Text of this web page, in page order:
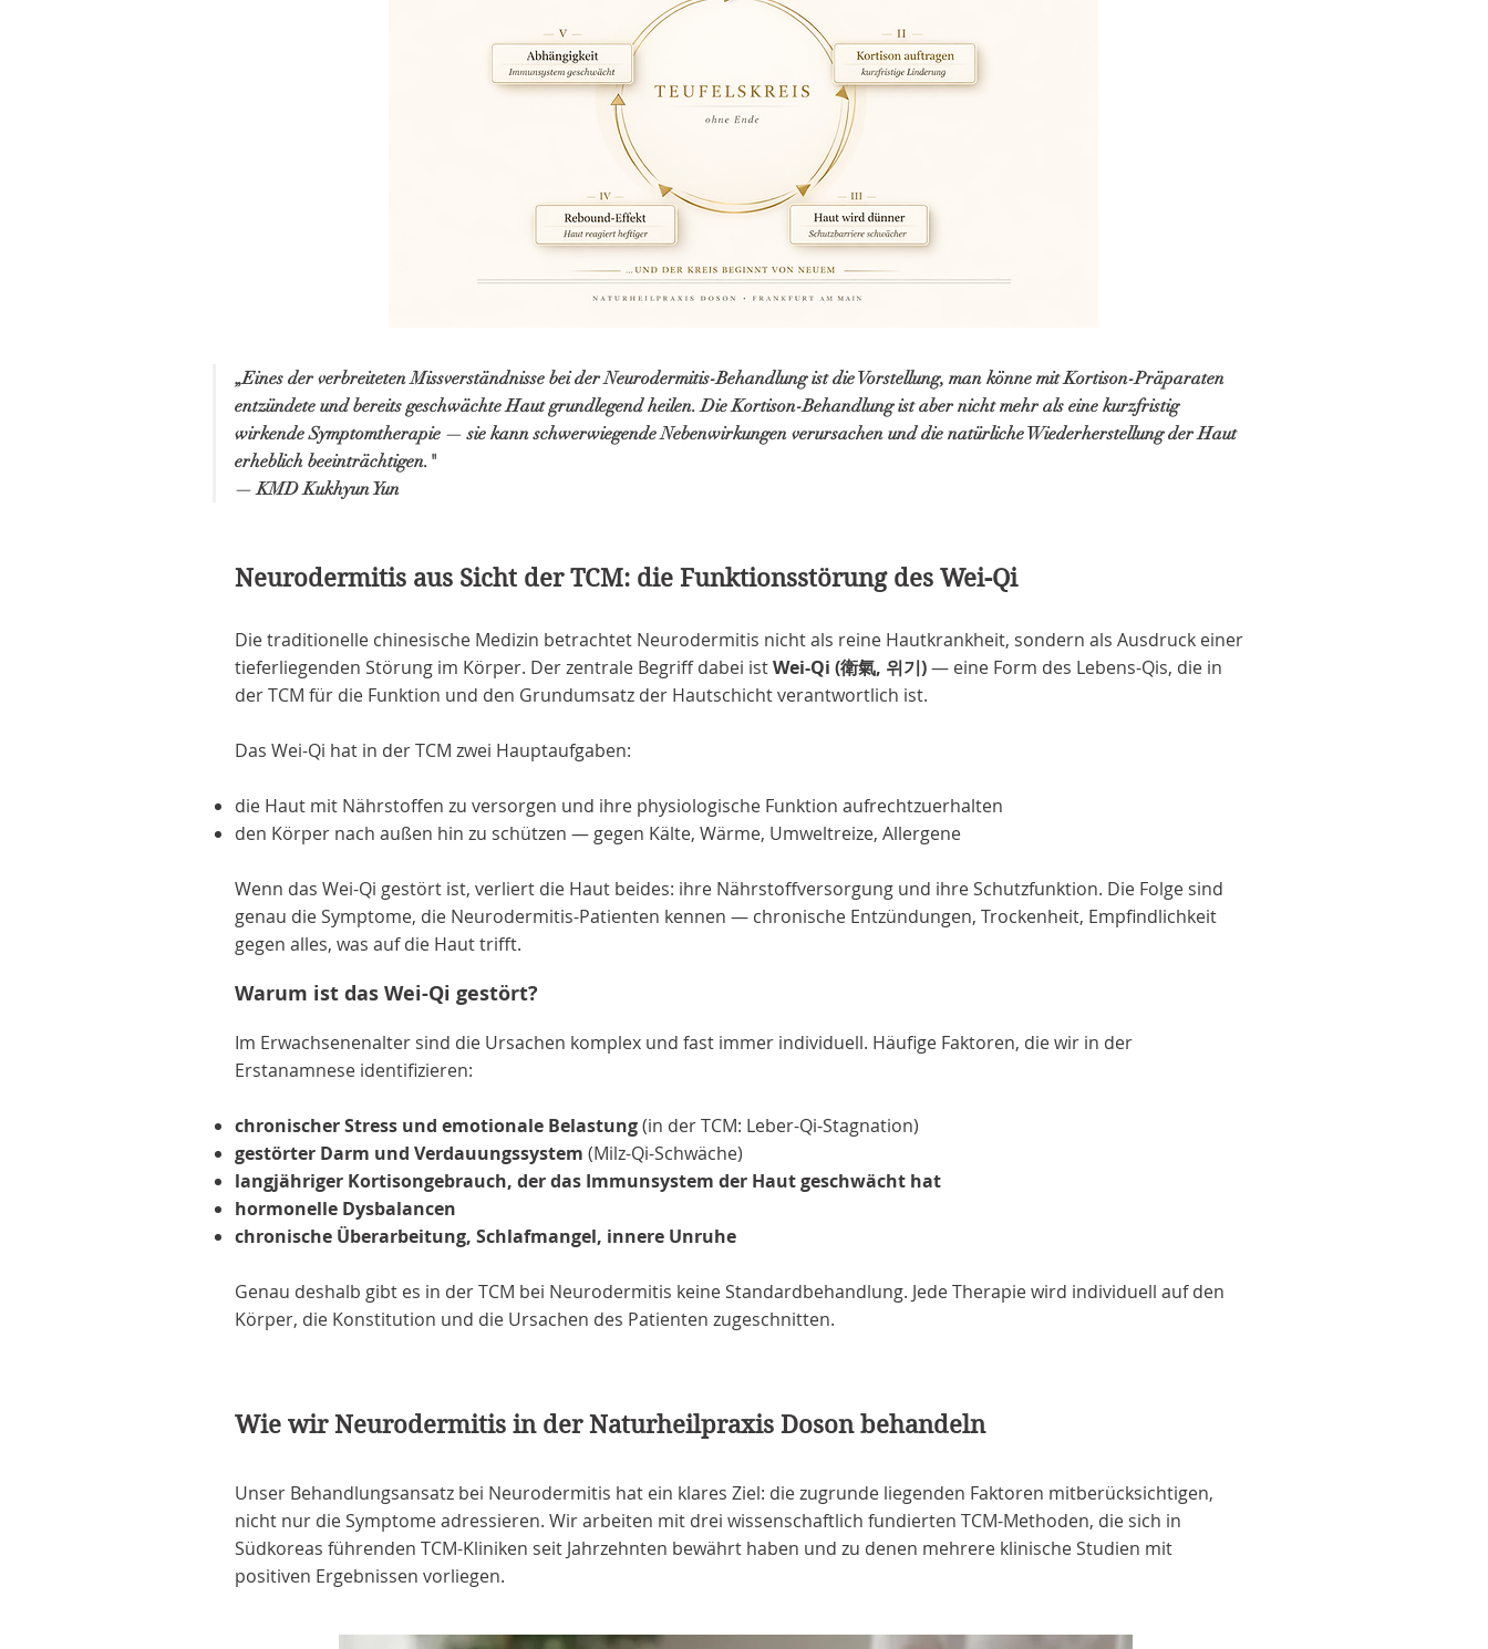
„Eines der verbreiteten Missverständnisse bei der Neurodermitis-Behandlung ist die Vorstellung, man könne mit Kortison-Präparaten
entzündete und bereits geschwächte Haut grundlegend heilen. Die Kortison-Behandlung ist aber nicht mehr als eine kurzfristig
wirkende Symptomtherapie — sie kann schwerwiegende Nebenwirkungen verursachen und die natürliche Wiederherstellung der Haut
erheblich beeinträchtigen."
— KMD Kukhyun Yun
Neurodermitis aus Sicht der TCM: die Funktionsstörung des Wei-Qi
Die traditionelle chinesische Medizin betrachtet Neurodermitis nicht als reine Hautkrankheit, sondern als Ausdruck einer
tieferliegenden Störung im Körper. Der zentrale Begriff dabei istWei-Qi (衛氣, 위기)— eine Form des Lebens-Qis, die in
der TCM für die Funktion und den Grundumsatz der Hautschicht verantwortlich ist.
Das Wei-Qi hat in der TCM zwei Hauptaufgaben:
die Haut mit Nährstoffen zu versorgen und ihre physiologische Funktion aufrechtzuerhalten
den Körper nach außen hin zu schützen — gegen Kälte, Wärme, Umweltreize, Allergene
Wenn das Wei-Qi gestört ist, verliert die Haut beides: ihre Nährstoffversorgung und ihre Schutzfunktion. Die Folge sind
genau die Symptome, die Neurodermitis-Patienten kennen — chronische Entzündungen, Trockenheit, Empfindlichkeit
gegen alles, was auf die Haut trifft.
Warum ist das Wei-Qi gestört?
Im Erwachsenenalter sind die Ursachen komplex und fast immer individuell. Häufige Faktoren, die wir in der
Erstanamnese identifizieren:
chronischer Stress und emotionale Belastung(in der TCM: Leber-Qi-Stagnation)
gestörter Darm und Verdauungssystem (Milz-Qi-Schwäche)
langjähriger Kortisongebrauch, der das Immunsystem der Haut geschwächt hat
hormonelle Dysbalancen
chronische Überarbeitung, Schlafmangel, innere Unruhe
Genau deshalb gibt es in der TCM bei Neurodermitis keine Standardbehandlung. Jede Therapie wird individuell auf den
Körper, die Konstitution und die Ursachen des Patienten zugeschnitten.
Wie wir Neurodermitis in der Naturheilpraxis Doson behandeln
Unser Behandlungsansatz bei Neurodermitis hat ein klares Ziel: die zugrunde liegenden Faktoren mitberücksichtigen,
nicht nur die Symptome adressieren. Wir arbeiten mit drei wissenschaftlich fundierten TCM-Methoden, die sich in
Südkoreas führenden TCM-Kliniken seit Jahrzehnten bewährt haben und zu denen mehrere klinische Studien mit
positiven Ergebnissen vorliegen.